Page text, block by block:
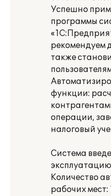
Успешно
программы
рекомендуем
также
функции:
операции,
налоговый
Система
Количество
рабочих мест: